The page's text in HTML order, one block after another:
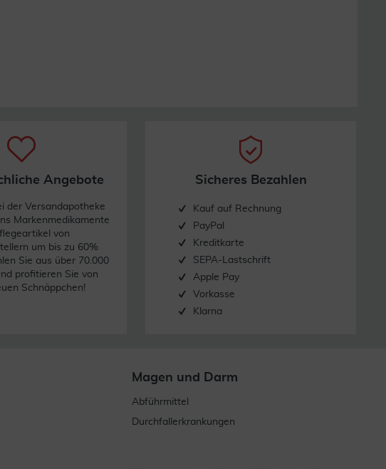
Angebote
der Versandapotheke
Markenmedikamente
von
um bis zu 60%
Sie aus über 70.000
profitieren Sie von
Schnäppchen!
Sicheres Bezahlen
Kauf auf Rechnung
PayPal
Kreditkarte
SEPA-Lastschrift
Apple Pay
Vorkasse
Klarna
Magen und Darm
Abführmittel
Durchfallerkrankungen